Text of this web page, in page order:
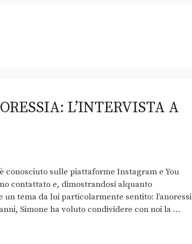
L’INTERVISTA A
conosciuto sulle piattaforme Instagram e You
contattato e, dimostrandosi alquanto
tema da lui particolarmente sentito:
Simone ha voluto condividere con noi la …